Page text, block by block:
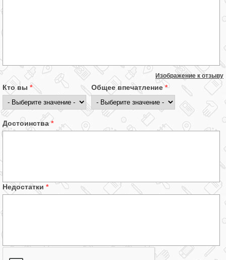
Изображение к отзыву
Кто вы * Общее впечатление*
Достоинства*
Недостатки *